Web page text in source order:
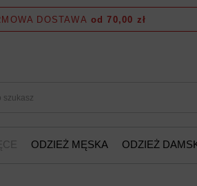
DOSTAWA od 70,00 zł
ODZIEŻ MĘSKA ODZIEŻ